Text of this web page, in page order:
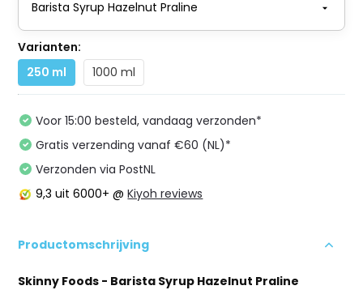
Varianten:
250 ml
1000 ml
Voor 15:00 besteld, vandaag verzonden*
Gratis verzending vanaf €60 (NL)*
Verzonden via PostNL
9,3 uit 6000+ @Kiyoh reviews
Productomschrijving
Skinny Foods - Barista Syrup Hazelnut Praline